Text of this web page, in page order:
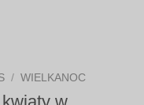
/ WIELKANOC